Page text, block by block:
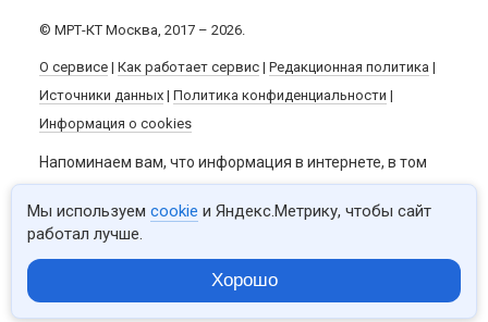
© МРТ-КТ Москва, 2017 – 2026.
О сервисе| Как работает сервис| Редакционная политика |
Источники данных| Политика конфиденциальности |
Информация о cookies
Напоминаем вам, что информация в интернете, в том
медицинскую помощь. Обязательно
Мы используем cookie и Яндекс.Метрику, чтобы сайт
работал лучше.
Хорошо